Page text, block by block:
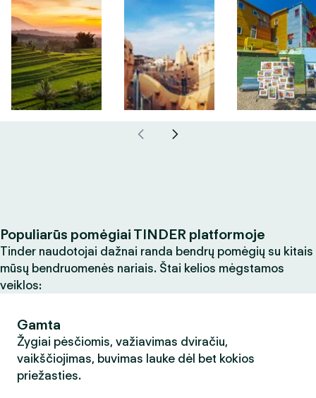
Populiarūs pomėgiai TINDER platformoje
Tinder naudotojai dažnai randa bendrų pomėgių su kitais
mūsų bendruomenės nariais. Štai kelios mėgstamos
veiklos:
Gamta
Žygiai pėsčiomis, važiavimas dviračiu,
vaikščiojimas, buvimas lauke dėl bet kokios
priežasties.